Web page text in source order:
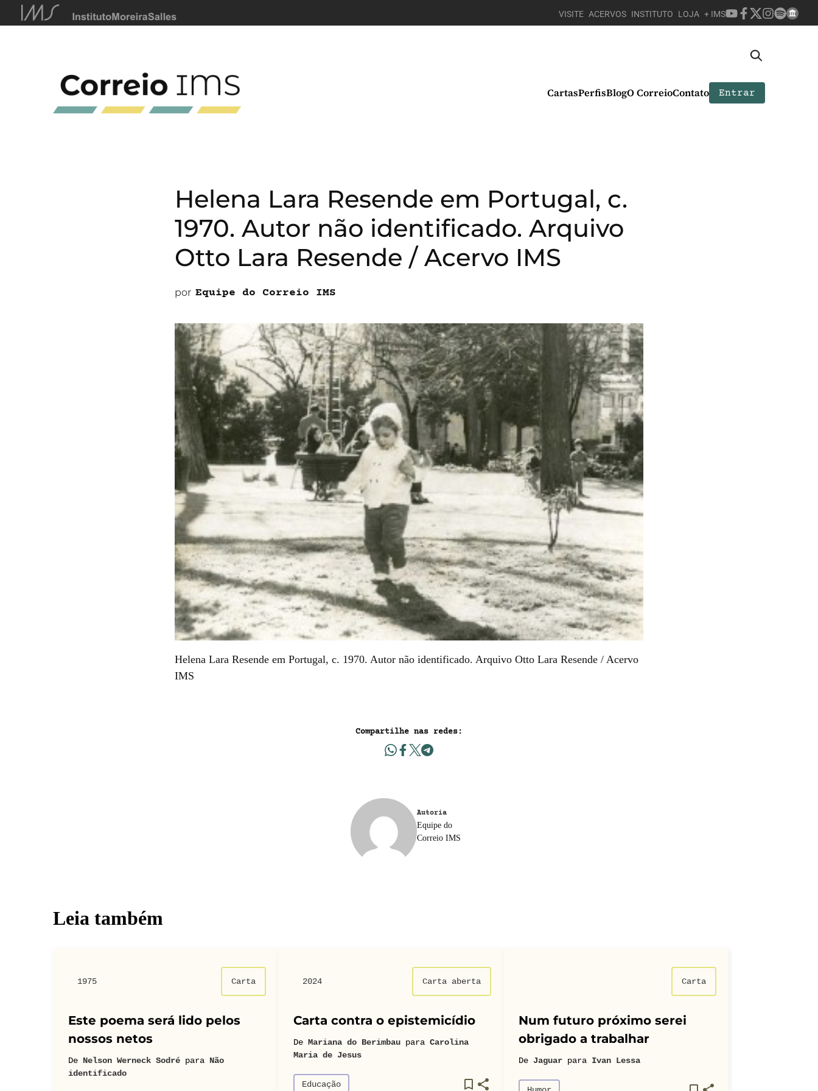
VISITE ACERVOS INSTITUTO LOJA + IMS
CartasPerfisBlogO CorreioContato Entrar
Helena Lara Resende em Portugal, c.
1970. Autor não identificado. Arquivo
Otto Lara Resende / Acervo IMS
por Equipe do Correio IMS
Helena Lara Resende em Portugal, c. 1970. Autor não identificado. Arquivo Otto Lara Resende / Acervo
IMS
Compartilhe nas redes:
Autoria
Equipe do
Correio IMS
Leia também
1975 Carta
Este poema será lido pelos
nossos netos
De Nelson Werneck Sodré para Não
identificado
2024 Carta aberta
Carta contra o epistemicídio
De Mariana do Berimbau para Carolina
Maria de Jesus
Educação
Carta
Num futuro próximo serei
obrigado a trabalhar
De Jaguar para Ivan Lessa